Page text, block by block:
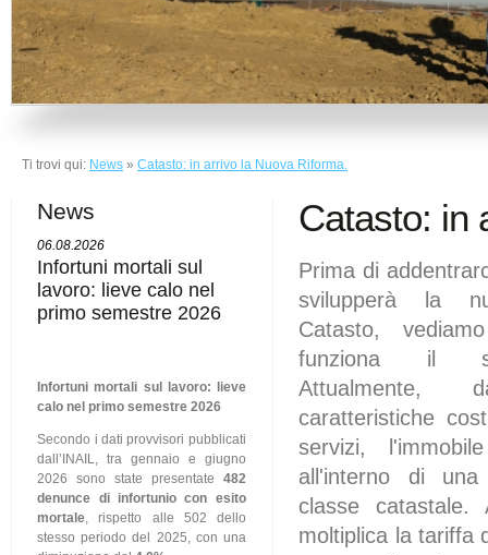
Ti trovi qui: News » Catasto: in arrivo la Nuova Riforma.
News
06.08.2026
Infortuni mortali sul
lavoro: lieve calo nel
primo semestre 2026
Infortuni mortali sul lavoro: lieve
calo nel primo semestre 2026
Secondo i dati provvisori pubblicati
dall’INAIL, tra gennaio e giugno
2026 sono state presentate 482
denunce di infortunio con esito
mortale, rispetto alle 502 dello
stesso periodo del 2025, con una
Catasto: in
Prima di
svilupperà la
Catasto,
funziona il
Attualmente,
caratteristiche
servizi,
all'interno di
classe
moltiplica la tariffa